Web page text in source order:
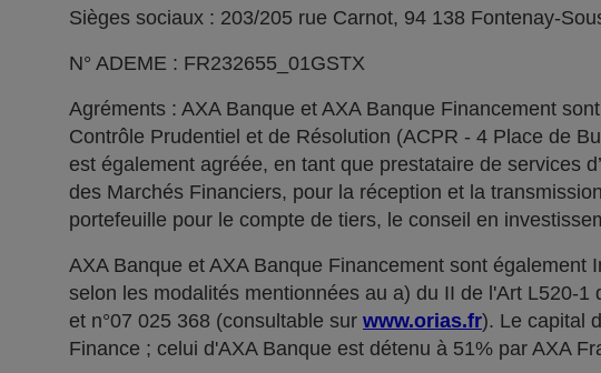
Sièges sociaux : 203/205 rue Carnot, 94 138 Fontenay-
N° ADEME : FR232655_01GSTX
Agréments : AXA Banque et AXA Banque Financement
Contrôle Prudentiel et de Résolution (ACPR - 4 Place de
est également agréée, en tant que prestataire de services
des Marchés Financiers, pour la réception et la
portefeuille pour le compte de tiers, le conseil en
AXA Banque et AXA Banque Financement sont
selon les modalités mentionnées au a) du II de l'Art L520-
et n°07 025 368 (consultable sur www.orias.fr). Le capital
Finance ; celui d'AXA Banque est détenu à 51% par AXA